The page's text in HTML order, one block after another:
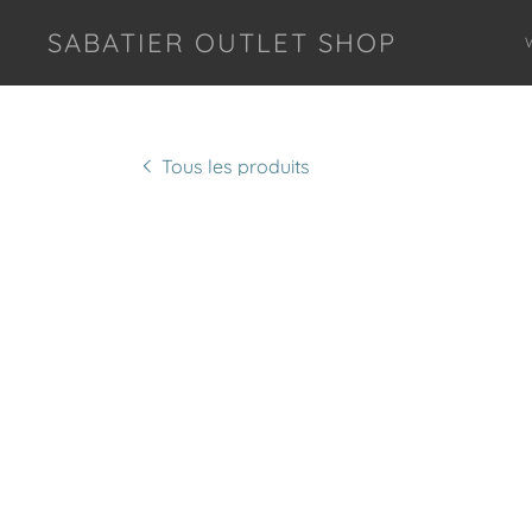
SABATIER OUTLET SHOP
Tous les produits